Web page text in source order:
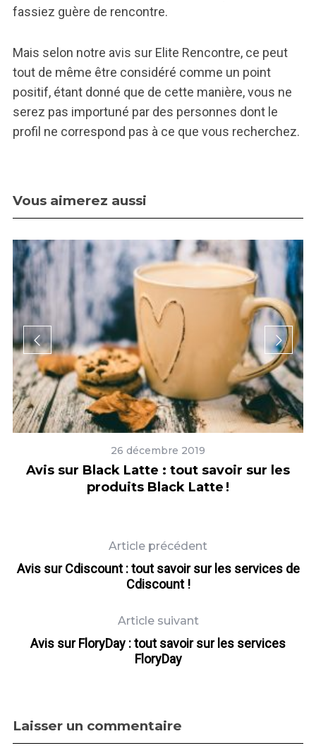
fassiez guère de rencontre.
Mais selon notre avis sur Elite Rencontre, ce peut
tout de même être considéré comme un point
positif, étant donné que de cette manière, vous ne
serez pas importuné par des personnes dont le
profil ne correspond pas à ce que vous recherchez.
Vous aimerez aussi
26 décembre 2019
Avis sur Black Latte : tout savoir sur les
produits Black Latte !
Article précédent
Avis sur Cdiscount : tout savoir sur les services de
Cdiscount !
Article suivant
Avis sur FloryDay : tout savoir sur les services
FloryDay
Laisser un commentaire